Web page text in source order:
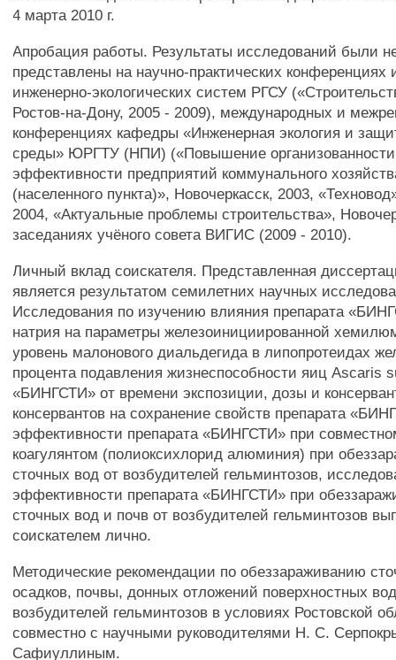
4 марта 2010 г.
Апробация работы. Результаты исследований были
представлены на научно-практических конференциях
инженерно-экологических систем РГСУ
Ростов-на-Дону, 2005 - 2009), международных и
конференциях кафедры «Инженерная экология и
среды» ЮРГТУ (НПИ) («Повышение
эффективности предприятий коммунального
(населенного пункта)», Новочеркасск, 2003,
2004, «Актуальные проблемы строительства»,
заседаниях учёного совета ВИГИС (2009 - 2010).
Личный вклад соискателя. Представленная
является результатом семилетних научных
Исследования по изучению влияния препарата
натрия на параметры железоинициированной
уровень малонового диальдегида в липопротеидах
процента подавления жизнеспособности яиц Ascaris
«БИНГСТИ» от времени экспозиции, дозы и
консервантов на сохранение свойств препарата
эффективности препарата «БИНГСТИ» при
коагулянтом (полиоксихлорид алюминия) при
сточных вод от возбудителей гельминтозов,
эффективности препарата «БИНГСТИ» при
сточных вод и почв от возбудителей гельминтозов
соискателем лично.
Методические рекомендации по обеззараживанию
осадков, почвы, донных отложений поверхностных
возбудителей гельминтозов в условиях Ростовской
совместно с научными руководителями Н. С.
Сафиуллиным.